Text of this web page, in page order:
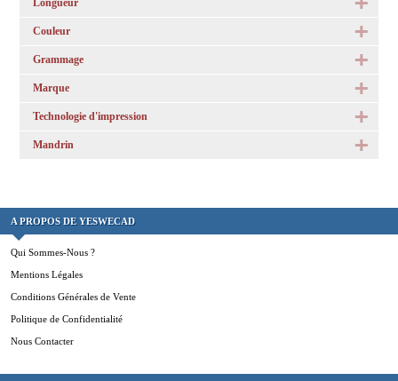
Longueur
Couleur
Grammage
Marque
Technologie d'impression
Mandrin
A PROPOS DE YESWECAD
Qui Sommes-Nous ?
Mentions Légales
Conditions Générales de Vente
Politique de Confidentialité
Nous Contacter